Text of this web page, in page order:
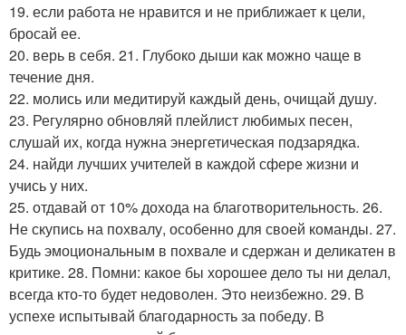
19. если работа не нравится и не приближает к цели,
бросай ее.
20. верь в себя. 21. Глубоко дыши как можно чаще в
течение дня.
22. молись или медитируй каждый день, очищай душу.
23. Регулярно обновляй плейлист любимых песен,
слушай их, когда нужна энергетическая подзарядка.
24. найди лучших учителей в каждой сфере жизни и
учись у них.
25. отдавай от 10% дохода на благотворительность. 26.
Не скупись на похвалу, особенно для своей команды. 27.
Будь эмоциональным в похвале и сдержан и деликатен в
критике. 28. Помни: какое бы хорошее дело ты ни делал,
всегда кто-то будет недоволен. Это неизбежно. 29. В
успехе испытывай благодарность за победу. В